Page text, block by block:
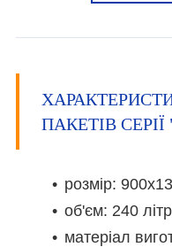
ПАКЕТІВ
розмір:
об'єм: 240
матеріал